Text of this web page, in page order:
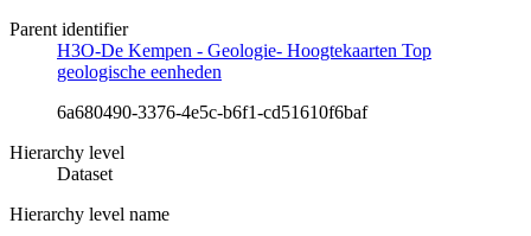
Parent identifier
H3O-De Kempen - Geologie- Hoogtekaarten Top
geologische eenheden
6a680490-3376-4e5c-b6f1-cd51610f6baf
Hierarchy level
Dataset
Hierarchy level name